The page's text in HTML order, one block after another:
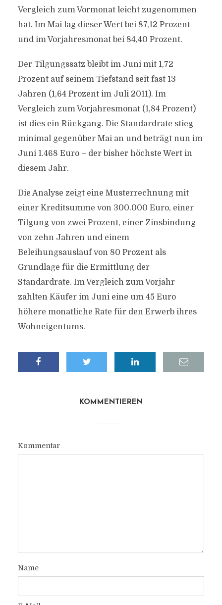
Vergleich zum Vormonat leicht zugenommen
hat. Im Mai lag dieser Wert bei 87,12 Prozent
und im Vorjahresmonat bei 84,40 Prozent.
Der Tilgungssatz bleibt im Juni mit 1,72
Prozent auf seinem Tiefstand seit fast 13
Jahren (1,64 Prozent im Juli 2011). Im
Vergleich zum Vorjahresmonat (1,84 Prozent)
ist dies ein Rückgang. Die Standardrate stieg
minimal gegenüber Mai an und beträgt nun im
Juni 1.468 Euro – der bisher höchste Wert in
diesem Jahr.
Die Analyse zeigt eine Musterrechnung mit
einer Kreditsumme von 300.000 Euro, einer
Tilgung von zwei Prozent, einer Zinsbindung
von zehn Jahren und einem
Beleihungsauslauf von 80 Prozent als
Grundlage für die Ermittlung der
Standardrate. Im Vergleich zum Vorjahr
zahlten Käufer im Juni eine um 45 Euro
höhere monatliche Rate für den Erwerb ihres
Wohneigentums.
KOMMENTIEREN
Kommentar
Name